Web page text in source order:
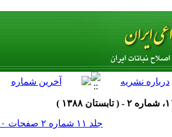
جلد ۱۱ شماره ۲ صفحات ۱۵۰-۱۳۶